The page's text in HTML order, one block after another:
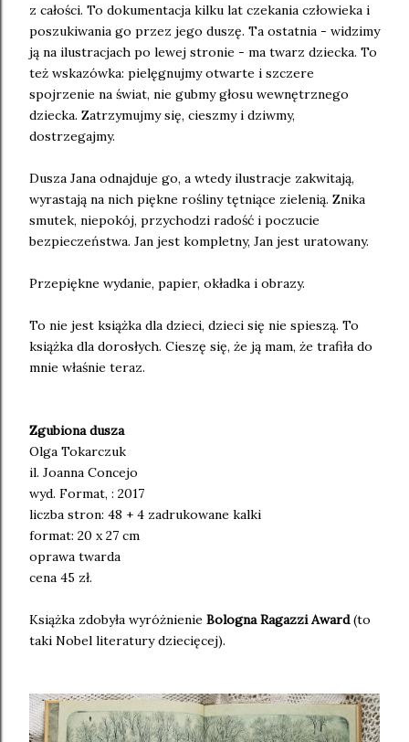
z całości. To dokumentacja kilku lat czekania człowieka i
poszukiwania go przez jego duszę. Ta ostatnia - widzimy
ją na ilustracjach po lewej stronie - ma twarz dziecka. To
też wskazówka: pielęgnujmy otwarte i szczere
spojrzenie na świat, nie gubmy głosu wewnętrznego
dziecka. Zatrzymujmy się, cieszmy i dziwmy,
dostrzegajmy.
Dusza Jana odnajduje go, a wtedy ilustracje zakwitają,
wyrastają na nich piękne rośliny tętniące zielenią. Znika
smutek, niepokój, przychodzi radość i poczucie
bezpieczeństwa. Jan jest kompletny, Jan jest uratowany.
Przepiękne wydanie, papier, okładka i obrazy.
To nie jest książka dla dzieci, dzieci się nie spieszą. To
książka dla dorosłych. Cieszę się, że ją mam, że trafiła do
mnie właśnie teraz.
Zgubiona dusza
Olga Tokarczuk
il. Joanna Concejo
wyd. Format, : 2017
liczba stron: 48 + 4 zadrukowane kalki
format: 20 x 27 cm
oprawa twarda
cena 45 zł.
Książka zdobyła wyróżnienie Bologna Ragazzi Award(to
taki Nobel literatury dziecięcej).